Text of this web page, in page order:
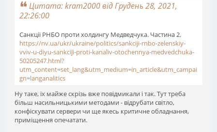
Цитата: kram2000 від Грудень 28, 2021,
22:26:00
Санкції РНБО проти холдингу Медведчука. Частина 2.
https://nv.ua/ukr/ukraine/politics/sankciji-rnbo-zelenskiy-
vviv-u-diyu-sankciji-proti-kanaliv-otochennya-medvedchuka-
50205247.html?
utm_content=set_lang&utm_medium=in_article&utm_campai
gn=langanalitics
Ну таке, їх майже скрізь вже повідмикали і так. Тут треба
більш насильницькими методами - відрубати світло,
конфіскувати сервери чи ще якесь критичне обладнання,
приміщення опечатати.